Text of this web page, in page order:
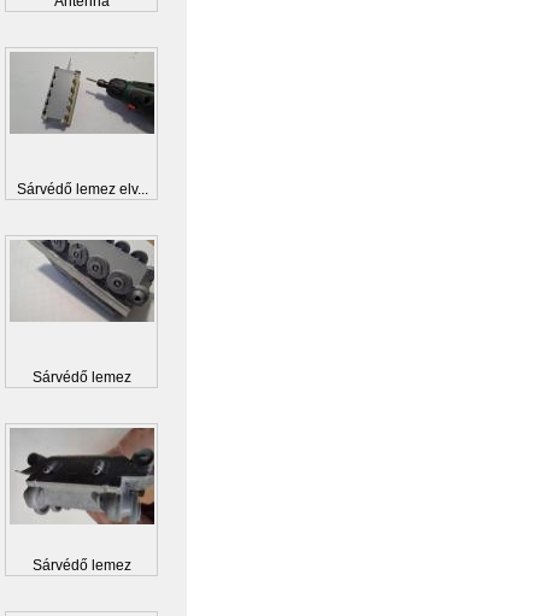
Sárvédő lemez elv...
Sárvédő lemez
Sárvédő lemez